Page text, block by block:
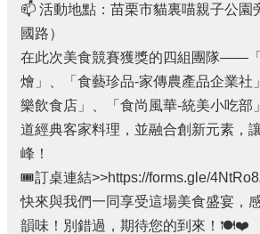
📫 活動地點：苗栗市貓裏喵親子公園
國路）
在此次美食競賽獲獎的四組團隊——
燴」、「食藝珍品-家傳農產品企業社
樂飲食店」、「食尚風華-統美小吃部
道經典客家料理，並融合創新元素，
峰！
🎟️訂桌連結>>https://forms.gle/
快來與我們一同享受這場美食盛宴，
韻味！別錯過，期待您的到來！🍽️❤️